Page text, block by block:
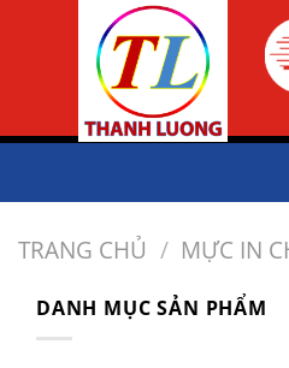
TRANG CHỦ / MỰC IN
DANH MỤC SẢN PHẨM